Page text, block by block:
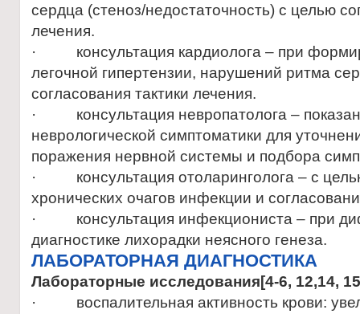
сердца (стеноз/недостаточность) с целью
лечения.
· консультация кардиолога – при
легочной гипертензии, нарушений ритма
согласования тактики лечения.
· консультация невропатолога –
неврологической симптоматики для
поражения нервной системы и подбора
· консультация отоларинголога – с
хронических очагов инфекции и
· консультация инфекциониста – при
диагностике лихорадки неясного генеза.
ЛАБОРАТОРНАЯ ДИАГНОСТИКА
Лабораторные исследования[4-6, 12,14,
· воспалительная активность крови: